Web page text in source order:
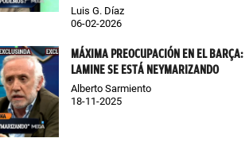
Luis G. Díaz
06-02-2026
MÁXIMA PREOCUPACIÓN EN EL BARÇA:
LAMINE SE ESTÁ NEYMARIZANDO
Alberto Sarmiento
18-11-2025